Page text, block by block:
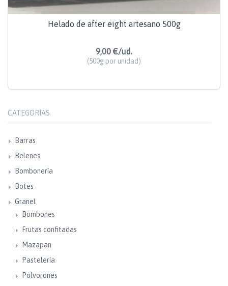
Helado de after eight artesano 500g
9,00 €/ud.
(500g por unidad)
CATEGORÍAS
Barras
Belenes
Bombonería
Botes
Granel
Bombones
Frutas confitadas
Mazapan
Pastelería
Polvorones